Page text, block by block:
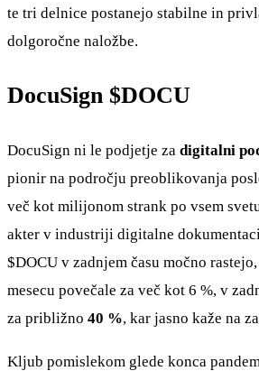
te tri delnice postanejo stabilne in
dolgoročne naložbe.
DocuSign $DOCU
DocuSign ni le podjetje za digitalni
pionir na področju preoblikovanja
več kot milijonom strank po vsem
akter v industriji digitalne
$DOCU v zadnjem času močno
mesecu povečale za več kot 6 %, v
za približno 40 %, kar jasno kaže na
Kljub pomislekom glede konca